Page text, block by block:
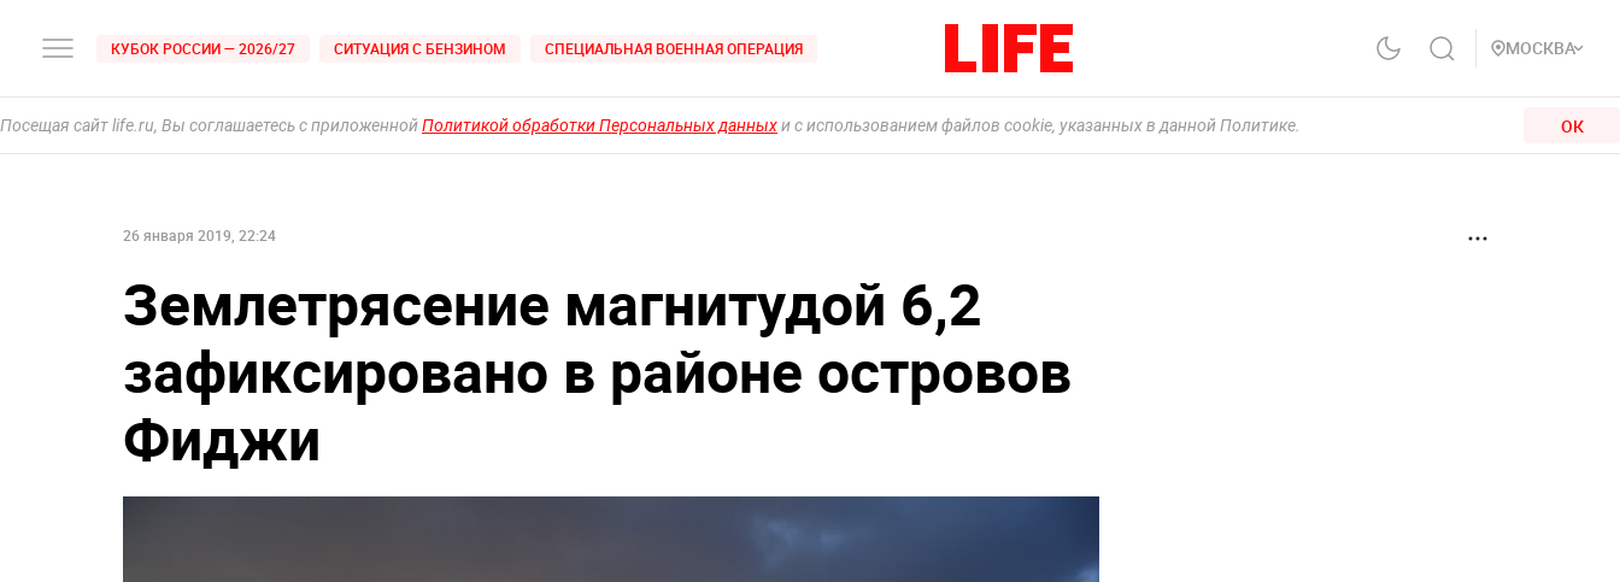
КУБОК РОССИИ — 2026/27 СИТУАЦИЯ С БЕНЗИНОМ СПЕЦИАЛЬНАЯ ВОЕННАЯ ОПЕРАЦИЯ МОСКВА
Посещая сайт life.ru, Вы соглашаетесь с приложеннойПолитикой обработки Персональных данныхи с использованием файлов cookie, указанных в данной Политике. ОК
26 января 2019, 22:24
Землетрясение магнитудой 6,2
зафиксировано в районе островов
Фиджи